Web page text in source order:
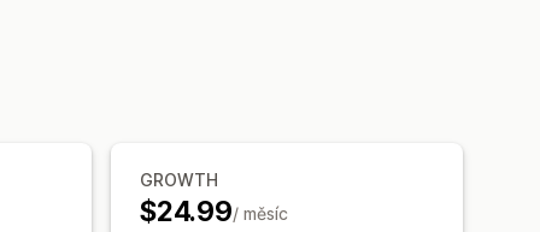
GROWTH
$24.99/ měsíc